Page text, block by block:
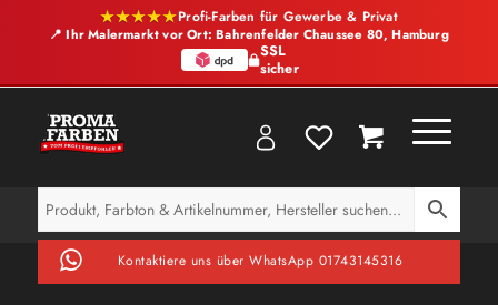
★★★★★Profi-Farben für Gewerbe & Privat
📍 Ihr Malermarkt vor Ort: Bahrenfelder Chaussee 80, Hamburg
SSL
sicher
Kontaktiere uns über WhatsApp 01743145316